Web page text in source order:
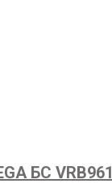
БС VRB961